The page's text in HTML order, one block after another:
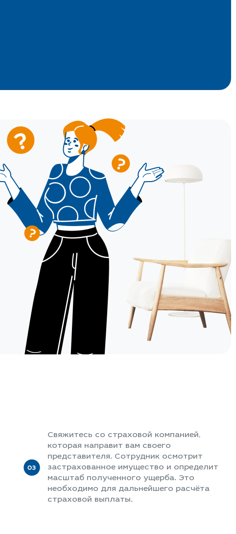
Свяжитесь со страховой компанией,
которая направит вам своего
представителя. Сотрудник осмотрит
застрахованное имущество и определит
масштаб полученного ущерба. Это
необходимо для дальнейшего расчёта
страховой выплаты.